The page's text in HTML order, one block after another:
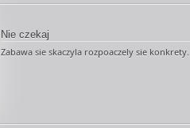
Nie czekaj
Zabawa sie skaczyla rozpoaczely sie